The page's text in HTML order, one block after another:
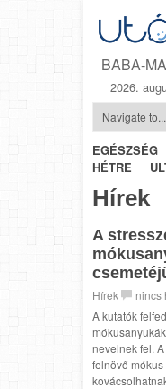
BABA-
2026.
EGÉSZSÉG
HÉTRE
Hírek
A
Hírek
nincs
A kutatók
nevelnek fel.
felnövő